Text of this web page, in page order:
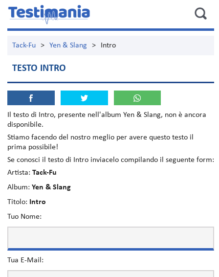
Tack-Fu > Yen & Slang > Intro
TESTO INTRO
Il testo di Intro, presente nell'album Yen & Slang, non è ancora
disponibile.
Stiamo facendo del nostro meglio per avere questo testo il
prima possibile!
Se conosci il testo di Intro inviacelo compilando il seguente form:
Artista: Tack-Fu
Album: Yen & Slang
Titolo:
Intro
Tuo Nome:
Tua E-Mail: